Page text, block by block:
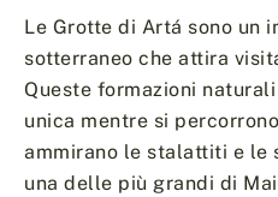
Le Grotte di Artá sono un
sotterraneo che attira
Queste formazioni
unica mentre si
ammirano le stalattiti e le
una delle più grandi di